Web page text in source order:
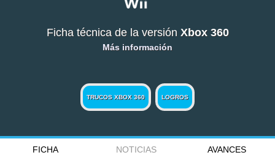
Ficha técnica de la versión Xbox 360
Más información
TRUCOS XBOX 360 LOGROS
FICHA NOTICIAS
AVANCES